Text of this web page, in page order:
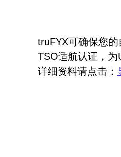
truFYX可确保您
TSO适航认证，
详细资料请点击：